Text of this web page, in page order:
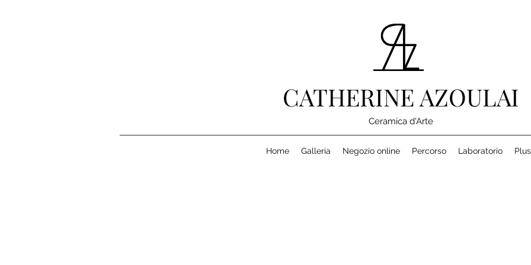
CATHERINE AZOULAI
Ceramica d'Arte
Home Galleria Negozio online Percorso Laboratorio Plus